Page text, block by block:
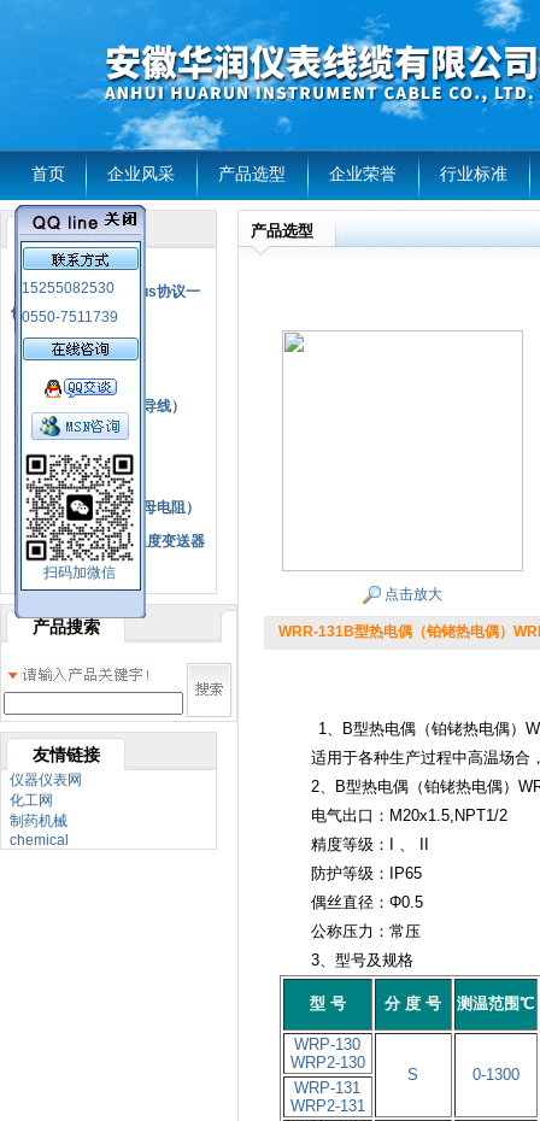
首页 企业风采 产品选型 企业荣誉 行业标准
15255082530
0550-7511739
扫码加微信
产品列表
风电温度传感器
RS485通讯modbus协议一
体化现场智能仪表
热电偶
热电偶补偿电缆（导线）
振动传感器
热电阻
铂热电阻元件（云母电阻）
SBW系列一体化温度变送器
双金属温度计
产品搜索
友情链接
仪器仪表网
化工网
制药机械
chemical
产品选型
点击放大
WRR-131B型热电偶（铂铑热电偶）
1、B型热电偶（铂铑热电偶）
适用于各种生产过程中高温场合
2、B型热电偶（铂铑热电偶）
电气出口：M20x1.5,NPT1/2
精度等级：I 、 II
防护等级：IP65
偶丝直径：Φ0.5
公称压力：常压
3、型号及规格
型 号 分 度 号 测温范围℃
WRP-130
WRP2-130
S 0-1300
WRP-131
WRP2-131